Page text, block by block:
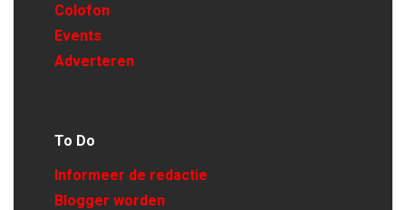
Colofon
Events
Adverteren
To Do
Informeer de redactie
Blogger worden